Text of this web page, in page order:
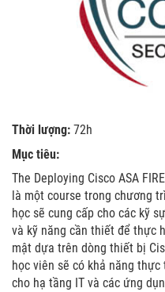
Thời lượng: 72h
Mục tiêu:
The Deploying Cisco ASA
là một course trong chương
học sẽ cung cấp cho các kỹ
và kỹ năng cần thiết để thực
mật dựa trên dòng thiết bị
học viên sẽ có khả năng
cho hạ tầng IT và các ứng